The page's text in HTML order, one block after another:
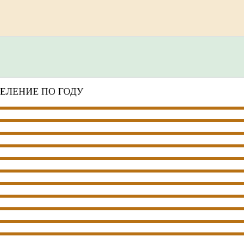
ПО ГОДУ